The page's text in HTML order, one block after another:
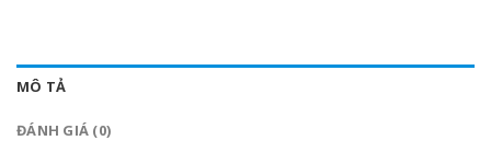
MÔ TẢ
ĐÁNH GIÁ (0)